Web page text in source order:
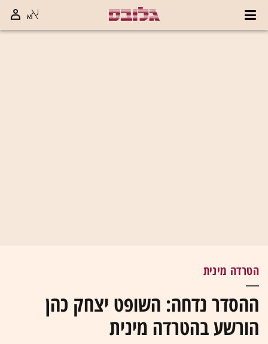
הטרדה מינית
ההסדר נדחה: השופט יצחק כהן
הורשע בהטרדה מינית